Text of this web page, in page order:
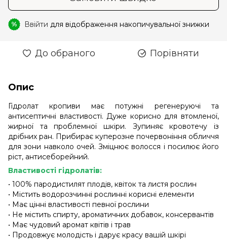
% Ввійти для відображення накопичувальної знижки
До обраного Порівняти
Опис
Гідролат кропиви має потужні регенеруючі та
антисептичні властивості. Дуже корисно для втомленої,
жирної та проблемної шкіри. Зупиняє кровотечу із
дрібних ран. Прибирає куперозне почервоніння обличчя
для зони навколо очей. Зміцнює волосся і посилює його
ріст, антисеборейний.
Властивості гідролатів:
• 100% пародистилят плодів, квіток та листя рослин
• Містить водорозчинні рослинні корисні елементи
• Має цінні властивості певної рослини
• Не містить спирту, ароматичних добавок, консервантів
• Має чудовий аромат квітів і трав
• Продовжує молодість і дарує красу вашій шкірі